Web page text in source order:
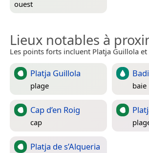
ouest
Lieux notables à
Les points forts incluent Platja Guillola
Platja Guillola
plage baie
Cap d’en Roig
cap
Platja de s’Alqueria